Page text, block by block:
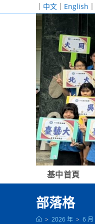
｜ 中文 ｜ English ｜
基中首頁
部落格
> 2026 年 > 6 月